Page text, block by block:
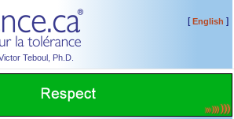
Teboul, Ph.D.
[English ]